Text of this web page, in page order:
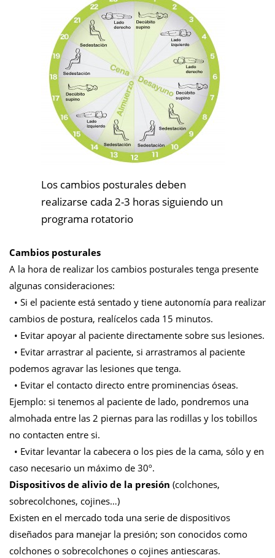
Los cambios posturales deben
realizarse cada 2-3 horas siguiendo un
programa rotatorio
Cambios posturales
A la hora de realizar los cambios posturales tenga presente
algunas consideraciones:
• Si el paciente está sentado y tiene autonomía para realizar
cambios de postura, realícelos cada 15 minutos.
• Evitar apoyar al paciente directamente sobre sus lesiones.
• Evitar arrastrar al paciente, si arrastramos al paciente
podemos agravar las lesiones que tenga.
• Evitar el contacto directo entre prominencias óseas.
Ejemplo: si tenemos al paciente de lado, pondremos una
almohada entre las 2 piernas para las rodillas y los tobillos
no contacten entre si.
• Evitar levantar la cabecera o los pies de la cama, sólo y en
caso necesario un máximo de 30º.
Dispositivos de alivio de la presión (colchones,
sobrecolchones, cojines…)
Existen en el mercado toda una serie de dispositivos
diseñados para manejar la presión; son conocidos como
colchones o sobrecolchones o cojines antiescaras.